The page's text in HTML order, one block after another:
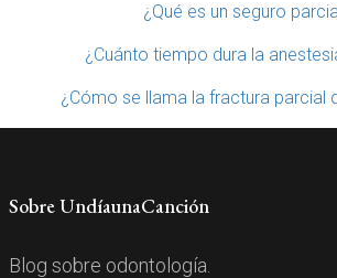
¿Qué es un seguro
¿Cuánto tiempo dura la
¿Cómo se llama la fractura parcial
Sobre UndíaunaCanción
Blog sobre odontología.